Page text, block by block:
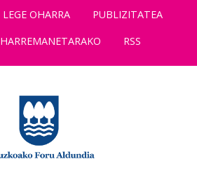
LEGE OHARRA
PUBLIZITATEA
HARREMANETARAKO RSS